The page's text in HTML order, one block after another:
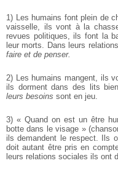
1) Les humains font plein de
vaisselle, ils vont à la
revues politiques, ils font la
leur morts. Dans leurs
faire et de penser.
2) Les humains mangent, ils
ils dorment dans des lits
leurs besoins sont en jeu.
3) « Quand on est un être
botte dans le visage »
ils demandent le respect. Ils
doit autant être pris en
leurs relations sociales ils ont